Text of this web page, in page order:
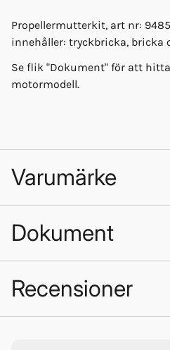
Propellermutterkit, art nr:
innehåller: tryckbricka, bricka
Se flik "Dokument" för att
motormodell.
Varumärke
Dokument
Recensioner